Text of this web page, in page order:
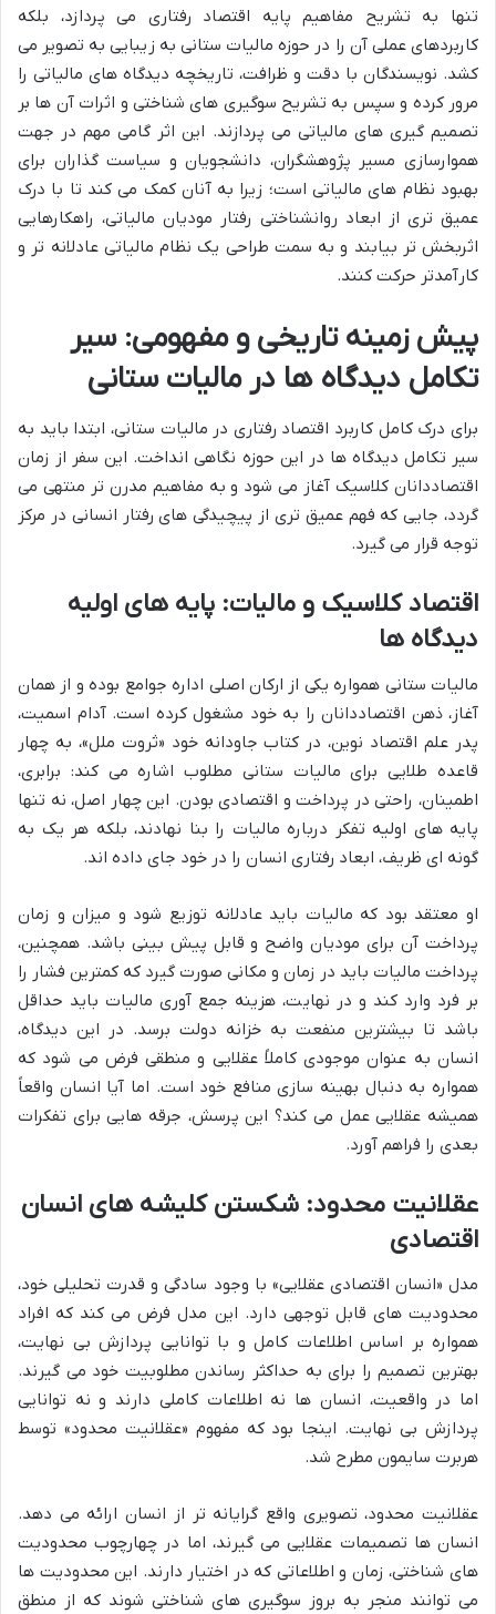
تنها به تشریح مفاهیم پایه اقتصاد رفتاری می پردازد، بلکه
کاربردهای عملی آن را در حوزه مالیات ستانی به زیبایی به تصویر می
کشد. نویسندگان با دقت و ظرافت، تاریخچه دیدگاه های مالیاتی را
مرور کرده و سپس به تشریح سوگیری های شناختی و اثرات آن ها بر
تصمیم گیری های مالیاتی می پردازند. این اثر گامی مهم در جهت
هموارسازی مسیر پژوهشگران، دانشجویان و سیاست گذاران برای
بهبود نظام های مالیاتی است؛ زیرا به آنان کمک می کند تا با درک
عمیق تری از ابعاد روانشناختی رفتار مودیان مالیاتی، راهکارهایی
اثربخش تر بیابند و به سمت طراحی یک نظام مالیاتی عادلانه تر و
کارآمدتر حرکت کنند.
پیش زمینه تاریخی و مفهومی: سیر
تکامل دیدگاه ها در مالیات ستانی
برای درک کامل کاربرد اقتصاد رفتاری در مالیات ستانی، ابتدا باید به
سیر تکامل دیدگاه ها در این حوزه نگاهی انداخت. این سفر از زمان
اقتصاددانان کلاسیک آغاز می شود و به مفاهیم مدرن تر منتهی می
گردد، جایی که فهم عمیق تری از پیچیدگی های رفتار انسانی در مرکز
توجه قرار می گیرد.
اقتصاد کلاسیک و مالیات: پایه های اولیه
دیدگاه ها
مالیات ستانی همواره یکی از ارکان اصلی اداره جوامع بوده و از همان
آغاز، ذهن اقتصاددانان را به خود مشغول کرده است. آدام اسمیت،
پدر علم اقتصاد نوین، در کتاب جاودانه خود «ثروت ملل»، به چهار
قاعده طلایی برای مالیات ستانی مطلوب اشاره می کند: برابری،
اطمینان، راحتی در پرداخت و اقتصادی بودن. این چهار اصل، نه تنها
پایه های اولیه تفکر درباره مالیات را بنا نهادند، بلکه هر یک به
گونه ای ظریف، ابعاد رفتاری انسان را در خود جای داده اند.
او معتقد بود که مالیات باید عادلانه توزیع شود و میزان و زمان
پرداخت آن برای مودیان واضح و قابل پیش بینی باشد. همچنین،
پرداخت مالیات باید در زمان و مکانی صورت گیرد که کمترین فشار را
بر فرد وارد کند و در نهایت، هزینه جمع آوری مالیات باید حداقل
باشد تا بیشترین منفعت به خزانه دولت برسد. در این دیدگاه،
انسان به عنوان موجودی کاملاً عقلایی و منطقی فرض می شود که
همواره به دنبال بهینه سازی منافع خود است. اما آیا انسان واقعاً
همیشه عقلایی عمل می کند؟ این پرسش، جرقه هایی برای تفکرات
بعدی را فراهم آورد.
عقلانیت محدود: شکستن کلیشه های انسان
اقتصادی
مدل «انسان اقتصادی عقلایی» با وجود سادگی و قدرت تحلیلی خود،
محدودیت های قابل توجهی دارد. این مدل فرض می کند که افراد
همواره بر اساس اطلاعات کامل و با توانایی پردازش بی نهایت،
بهترین تصمیم را برای به حداکثر رساندن مطلوبیت خود می گیرند.
اما در واقعیت، انسان ها نه اطلاعات کاملی دارند و نه توانایی
پردازش بی نهایت. اینجا بود که مفهوم «عقلانیت محدود» توسط
هربرت سایمون مطرح شد.
عقلانیت محدود، تصویری واقع گرایانه تر از انسان ارائه می دهد.
انسان ها تصمیمات عقلایی می گیرند، اما در چهارچوب محدودیت
های شناختی، زمان و اطلاعاتی که در اختیار دارند. این محدودیت ها
می توانند منجر به بروز سوگیری های شناختی شوند که از منطق